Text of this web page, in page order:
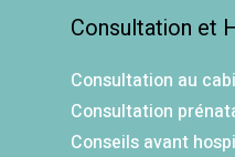
Consultation et
Consultation au
Consultation
Conseils avant